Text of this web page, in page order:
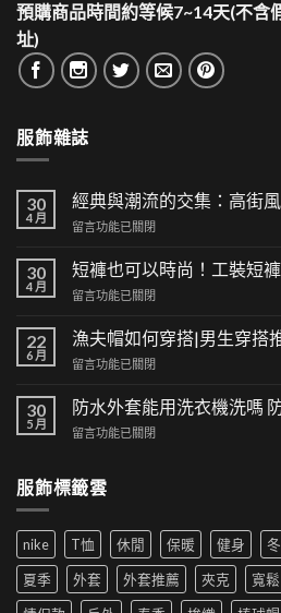
預購商品時間約等候7~14天(不含
址)
服飾雜誌
30
4 月
經典與潮流的交集：高街
在
典
與
潮
的
交
集：
街
風
來
尚
革
新〉
中
留言功能已關閉
30
4 月
短褲也可以時尚！工裝短
在
褲
也
可
時
尚！
工
短
褲
為
夏
季
新
寵〉
留言功能已關閉
22
6 月
漁夫帽如何穿搭|男生穿搭
在
夫
帽
如
搭|
生
穿
搭
推
薦|
留言功能已關閉
30
5 月
防水外套能用洗衣機洗嗎
在
外
用
洗
衣
機
留言功能已關閉
服飾標籤雲
nike T恤 休閒 保暖 健身
夏季
外套 外套推薦 夾克 寬鬆